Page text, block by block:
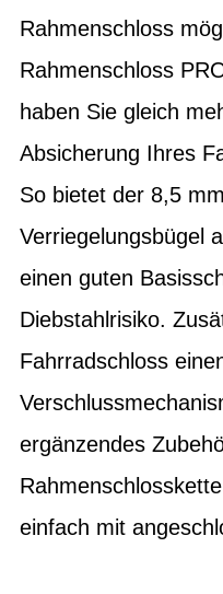
Rahmenschloss
Rahmenschloss
haben Sie gleich
Absicherung Ihres
So bietet der 8,5
Verriegelungsbügel
einen guten
Diebstahlrisiko.
Fahrradschloss
ergänzendes
einfach mit